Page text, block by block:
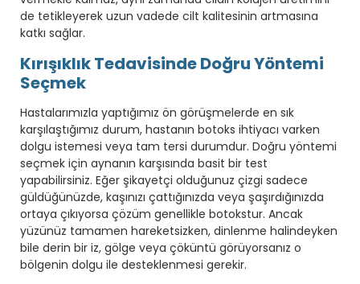
de tetikleyerek uzun vadede cilt kalitesinin artmasına
katkı sağlar.
Kırışıklık Tedavisinde Doğru Yöntemi
Seçmek
Hastalarımızla yaptığımız ön görüşmelerde en sık
karşılaştığımız durum, hastanın botoks ihtiyacı varken
dolgu istemesi veya tam tersi durumdur. Doğru yöntemi
seçmek için aynanın karşısında basit bir test
yapabilirsiniz. Eğer şikayetçi olduğunuz çizgi sadece
güldüğünüzde, kaşınızı çattığınızda veya şaşırdığınızda
ortaya çıkıyorsa çözüm genellikle botokstur. Ancak
yüzünüz tamamen hareketsizken, dinlenme halindeyken
bile derin bir iz, gölge veya çöküntü görüyorsanız o
bölgenin dolgu ile desteklenmesi gerekir.